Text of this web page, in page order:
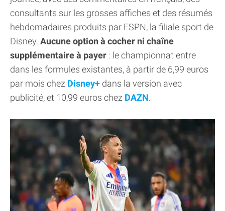
consultants sur les grosses affiches et des résumés
hebdomadaires produits par ESPN, la filiale sport de
Disney. Aucune option à cocher ni chaîne
supplémentaire à payer : le championnat entre
dans les formules existantes, à partir de 6,99 euros
par mois chez Disney+ dans la version avec
publicité, et 10,99 euros chez DAZN.